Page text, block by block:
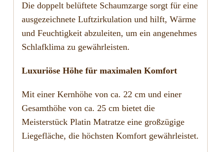
Die doppelt belüftete Schaumzarge sorgt für eine
ausgezeichnete Luftzirkulation und hilft, Wärme
und Feuchtigkeit abzuleiten, um ein angenehmes
Schlafklima zu gewährleisten.
Luxuriöse Höhe für maximalen Komfort
Mit einer Kernhöhe von ca. 22 cm und einer
Gesamthöhe von ca. 25 cm bietet die
Meisterstück Platin Matratze eine großzügige
Liegefläche, die höchsten Komfort gewährleistet.